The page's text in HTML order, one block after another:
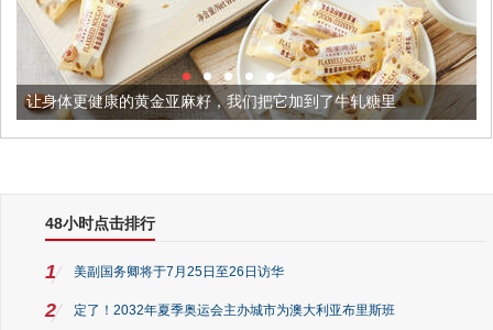
康的黄金亚麻籽，我们把它加到了牛轧糖里 被列入佛家七
48小时点击排行
1 美副国务卿将于7月25日至26日访华
2 定了！2032年夏季奥运会主办城市为澳大利亚布里斯班